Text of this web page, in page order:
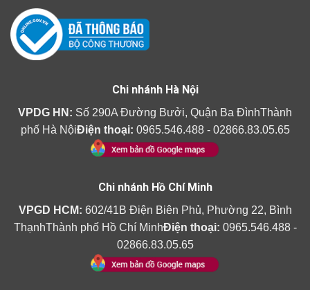
Chi nhánh Hà Nội
VPDG HN: Số 290A Đường Bưởi, Quận Ba ĐìnhThành
phố Hà NộiĐiện thoại: 0965.546.488 - 02866.83.05.65
Chi nhánh Hồ Chí Minh
VPGD HCM: 602/41B Điện Biên Phủ, Phường 22, Bình
ThạnhThành phố Hồ Chí MinhĐiện thoại: 0965.546.488 -
02866.83.05.65